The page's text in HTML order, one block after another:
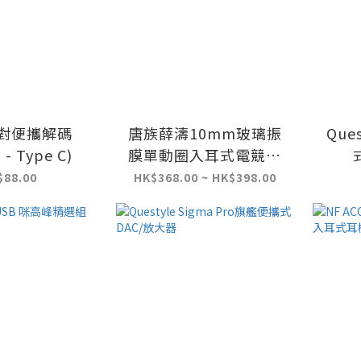
便攜解碼
Type C)
唐族薛濤10mm玻璃振
膜單動圈入耳式電競耳
機
HK$368.00 ~ HK$398.00